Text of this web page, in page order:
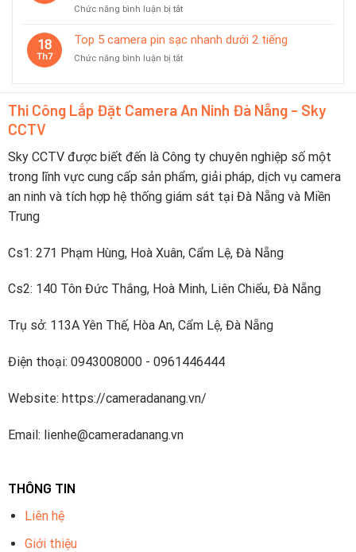
Hiệu
dây
dùng
Chức năng bình luận bị tắtở
8
báo
trực
tiếp
thoại
18
Th7
Top 5 camera pin sạc nhanh dưới 2 tiếng
Chức năng bình luận bị tắtở
pin
dưới
2
tiếng
Thi Công Lắp Đặt Camera An Ninh Đà Nẵng - Sky
CCTV
Sky CCTV được biết đến là Công ty chuyên nghiệp số một
trong lĩnh vực cung cấp sản phẩm, giải pháp, dịch vụ camera
an ninh và tích hợp hệ thống giám sát tại Đà Nẵng và Miền
Trung
Cs1: 271 Phạm Hùng, Hoà Xuân, Cẩm Lệ, Đà Nẵng
Cs2: 140 Tôn Đức Thắng, Hoà Minh, Liên Chiểu, Đà Nẵng
Trụ sở: 113A Yên Thế, Hòa An, Cẩm Lệ, Đà Nẵng
Điện thoại: 0943008000 - 0961446444
Website: https://cameradanang.vn/
Email: lienhe@cameradanang.vn
THÔNG TIN
Liên hệ
Giới thiệu